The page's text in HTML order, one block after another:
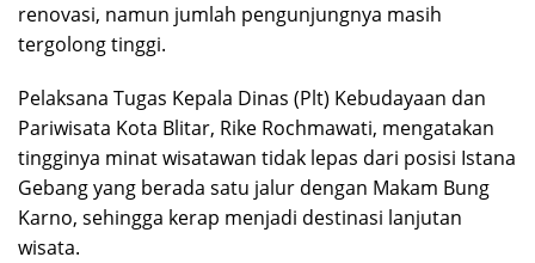
renovasi, namun jumlah pengunjungnya masih
tergolong tinggi.
Pelaksana Tugas Kepala Dinas (Plt) Kebudayaan dan
Pariwisata Kota Blitar, Rike Rochmawati, mengatakan
tingginya minat wisatawan tidak lepas dari posisi Istana
Gebang yang berada satu jalur dengan Makam Bung
Karno, sehingga kerap menjadi destinasi lanjutan
wisata.